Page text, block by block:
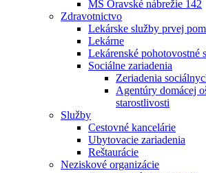
MŠ Oravské nábrežie 142
Zdravotnictvo
Lekárske služby prvej
Lekárne
Lekárenské pohotovostné
Sociálne zariadenia
Zeriadenia
Agentúry domácej
starostlivosti
Služby
Cestovné kancelárie
Ubytovacie zariadenia
Reštaurácie
Neziskové organizácie